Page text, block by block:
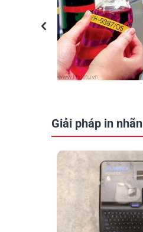
Giải pháp in nhãn